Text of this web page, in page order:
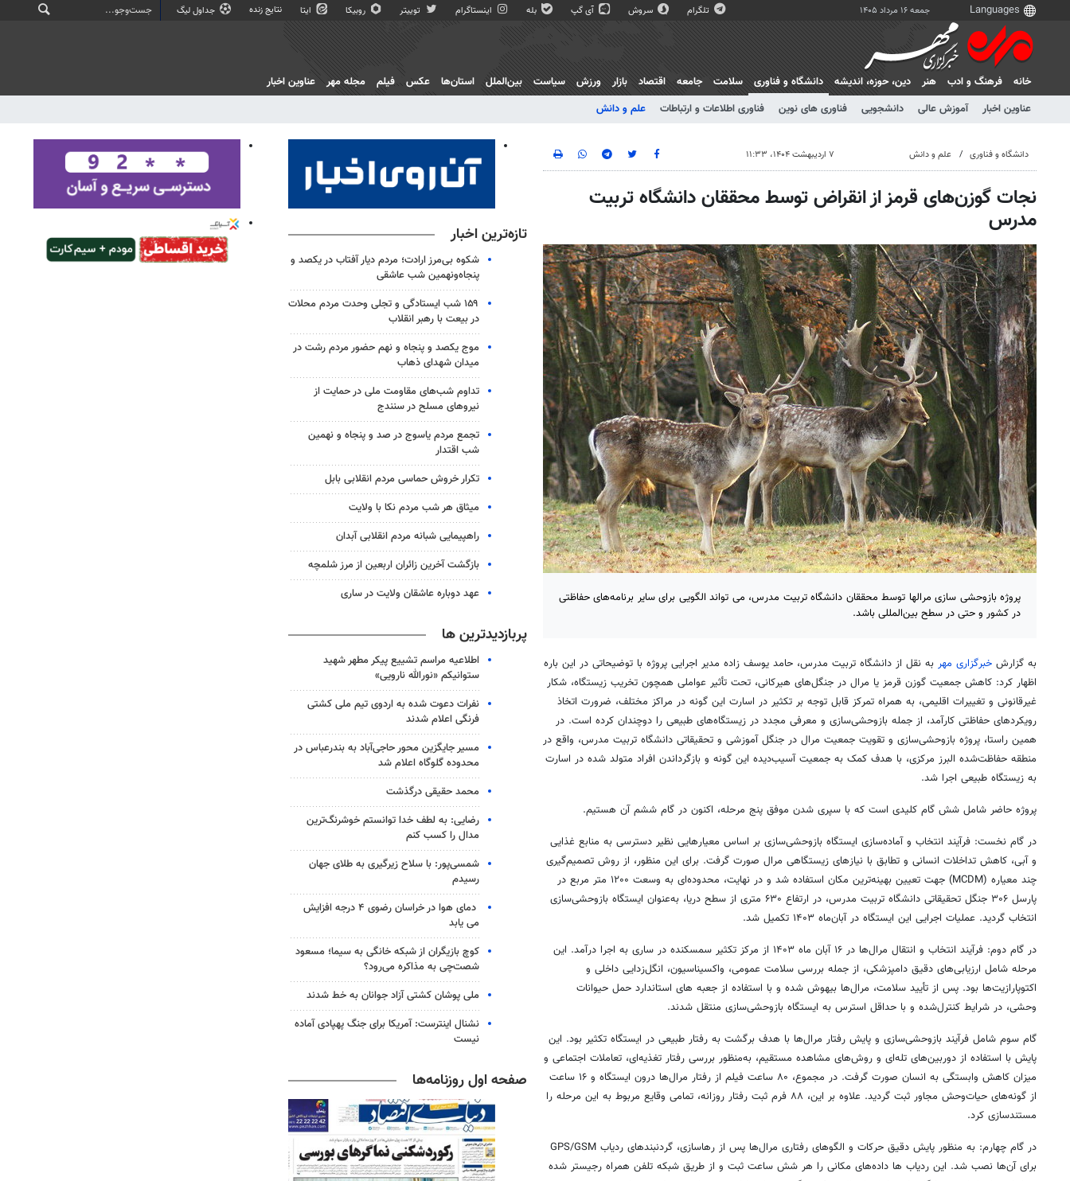
جمعه ۱۶ مرداد ۱۴۰۵ تلگرام سروش آی گپ بله اینستاگرام توییتر روبیکا ایتا نتایج زنده جداول لیگ
خانه فرهنگ و ادب هنر دين، حوزه، انديشه
دانشگاه و فناوری
عناوین اخبار
آموزش عالی دانشجویی فناوری های نوین فناوری اطلاعات و ارتباطات علم و دانش
سلامت جامعه اقتصاد بازار ورزش سیاست بین‌الملل استان‌ها عکس فیلم مجله مهر عناوین اخبار
دانشگاه و فناوری علم و دانش ۷ اردیبهشت ۱۴۰۴، ۱۱:۳۳
نجات گوزن‌های قرمز از انقراض توسط محققان دانشگاه تربیت
مدرس
پروژه بازوحشی سازی مرالها توسط محققان دانشگاه تربیت مدرس، می تواند الگویی برای سایر برنامه‌های حفاظتی
در کشور و حتی در سطح بین‌المللی باشد.
به گزارش خبرگزاری مهر به نقل از دانشگاه تربیت مدرس، حامد یوسف زاده مدیر اجرایی پروژه با توضیحاتی در این باره
اظهار کرد: کاهش جمعیت گوزن قرمز یا مرال در جنگل‌های هیرکانی، تحت تأثیر عواملی همچون تخریب زیستگاه، شکار
غیرقانونی و تغییرات اقلیمی، به همراه تمرکز قابل توجه بر تکثیر در اسارت این گونه در مراکز مختلف، ضرورت اتخاذ
رویکردهای حفاظتی کارآمد، از جمله بازوحشی‌سازی و معرفی مجدد در زیستگاه‌های طبیعی را دوچندان کرده است. در
همین راستا، پروژه بازوحشی‌سازی و تقویت جمعیت مرال در جنگل آموزشی و تحقیقاتی دانشگاه تربیت مدرس، واقع در
منطقه حفاظت‌شده البرز مرکزی، با هدف کمک به جمعیت آسیب‌دیده این گونه و بازگرداندن افراد متولد شده در اسارت
به زیستگاه طبیعی اجرا شد.
پروژه حاضر شامل شش گام کلیدی است که با سپری شدن موفق پنج مرحله، اکنون در گام ششم آن هستیم.
در گام نخست: فرآیند انتخاب و آماده‌سازی ایستگاه بازوحشی‌سازی بر اساس معیارهایی نظیر دسترسی به منابع غذایی
و آبی، کاهش تداخلات انسانی و تطابق با نیازهای زیستگاهی مرال صورت گرفت. برای این منظور، از روش تصمیم‌گیری
چند معیاره (MCDM) جهت تعیین بهینه‌ترین مکان استفاده شد و در نهایت، محدوده‌ای به وسعت ۱۲۰۰ متر مربع در
پارسل ۳۰۶ جنگل تحقیقاتی دانشگاه تربیت مدرس، در ارتفاع ۶۳۰ متری از سطح دریا، به‌عنوان ایستگاه بازوحشی‌سازی
انتخاب گردید. عملیات اجرایی این ایستگاه در آبان‌ماه ۱۴۰۳ تکمیل شد.
در گام دوم: فرآیند انتخاب و انتقال مرال‌ها در ۱۶ آبان ماه ۱۴۰۳ از مرکز تکثیر سمسکنده در ساری به اجرا درآمد. این
مرحله شامل ارزیابی‌های دقیق دامپزشکی، از جمله بررسی سلامت عمومی، واکسیناسیون، انگل‌زدایی داخلی و
اکتوپارازیت‌ها بود. پس از تأیید سلامت، مرال‌ها بیهوش شده و با استفاده از جعبه های استاندارد حمل حیوانات
وحشی، در شرایط کنترل‌شده و با حداقل استرس به ایستگاه بازوحشی‌سازی منتقل شدند.
گام سوم شامل فرآیند بازوحشی‌سازی و پایش رفتار مرال‌ها با هدف برگشت به رفتار طبیعی در ایستگاه تکثیر بود. این
پایش با استفاده از دوربین‌های تله‌ای و روش‌های مشاهده مستقیم، به‌منظور بررسی رفتار تغذیه‌ای، تعاملات اجتماعی و
میزان کاهش وابستگی به انسان صورت گرفت. در مجموع، ۸۰ ساعت فیلم از رفتار مرال‌ها درون ایستگاه و ۱۶ ساعت
از گونه‌های حیات‌وحش مجاور ثبت گردید. علاوه بر این، ۸۸ فرم ثبت رفتار روزانه، تمامی وقایع مربوط به این مرحله را
مستندسازی کرد.
در گام چهارم: به ‌منظور پایش دقیق حرکات و الگوهای رفتاری مرال‌ها پس از رهاسازی، گردنبندهای ردیاب GPS/GSM
برای آن‌ها نصب شد. این ردیاب ها داده‌های مکانی را هر شش ساعت ثبت و از طریق شبکه تلفن همراه رجیستر شده
تازه‌ترین اخبار
شکوه بی‌مرز ارادت؛ مردم دیار آفتاب در یکصد و
پنجاه‌ونهمین شب عاشقی
۱۵۹ شب ایستادگی و تجلی وحدت مردم محلات
در بیعت با رهبر انقلاب
موج یکصد و پنجاه و نهم حضور مردم رشت در
میدان شهدای ذهاب
تداوم شب‌های مقاومت ملی در حمایت از
نیروهای مسلح در سنندج
تجمع مردم یاسوج در صد و پنجاه و نهمین
شب اقتدار
تکرار خروش حماسی مردم انقلابی بابل
میثاق هر شب مردم نکا با ولایت
راهپیمایی شبانه مردم انقلابی آبدان
بازگشت آخرین زائران اربعین از مرز شلمچه
عهد دوباره عاشقان ولایت در ساری
پربازدیدترین ها
اطلاعیه مراسم تشییع پیکر مطهر شهید
ستوانیکم «نورالله نارویی»
نفرات دعوت شده به اردوی تیم ملی کشتی
فرنگی اعلام شدند
مسیر جایگزین محور حاجی‌آباد به بندرعباس در
محدوده گلوگاه اعلام شد
محمد حقیقی درگذشت
رضایی: به لطف خدا توانستم خوشرنگ‌ترین
مدال را کسب کنم
شمسی‌پور: با سلاح زیرگیری به طلای جهان
رسیدم
دمای هوا در خراسان رضوی ۴ درجه افزایش
می یابد
کوچ بازیگران از شبکه خانگی به سیما؛ مسعود
شصت‌چی به مذاکره می‌رود؟
ملی پوشان کشتی آزاد جوانان به خط شدند
نشنال اینترست: آمریکا برای جنگ پهپادی آماده
نیست
صفحه اول روزنامه‌ها